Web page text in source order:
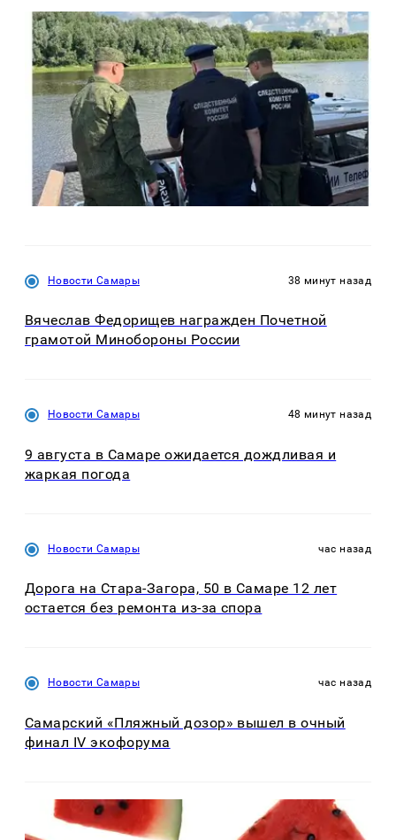
Новости Самары 38 минут назад
Вячеслав Федорищев награжден Почетной
грамотой Минобороны России
Новости Самары 48 минут назад
9 августа в Самаре ожидается дождливая и
жаркая погода
Новости Самары час назад
Дорога на Стара-Загора, 50 в Самаре 12 лет
остается без ремонта из-за спора
Новости Самары час назад
Самарский «Пляжный дозор» вышел в очный
финал IV экофорума